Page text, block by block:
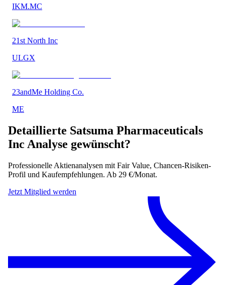
IKM.MC
21st North Inc
ULGX
23andMe Holding Co.
ME
Detaillierte Satsuma Pharmaceuticals
Inc Analyse gewünscht?
Professionelle Aktienanalysen mit Fair Value, Chancen-Risiken-
Profil und Kaufempfehlungen. Ab 29 €/Monat.
Jetzt Mitglied werden